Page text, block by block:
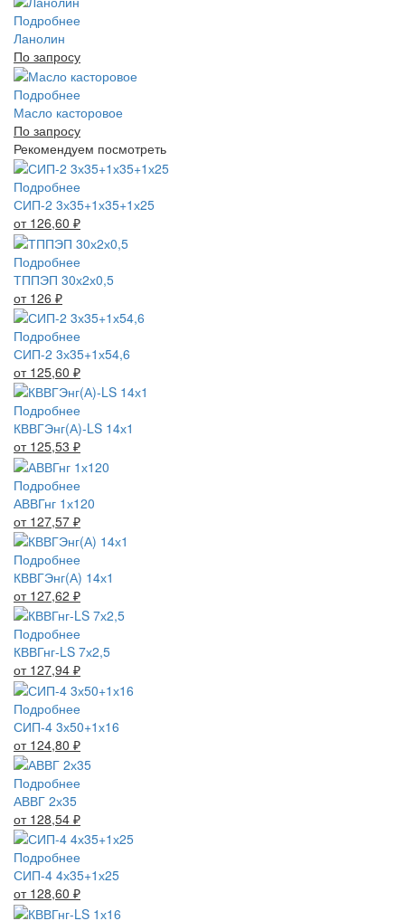
Подробнее
Ланолин
По запросу
Подробнее
Масло касторовое
По запросу
Рекомендуем посмотреть
Подробнее
СИП-2 3х35+1х35+1х25
от 126,60 ₽
Подробнее
ТППЭП 30х2х0,5
от 126 ₽
Подробнее
СИП-2 3х35+1х54,6
от 125,60 ₽
Подробнее
КВВГЭнг(А)-LS 14х1
от 125,53 ₽
Подробнее
АВВГнг 1х120
от 127,57 ₽
Подробнее
КВВГЭнг(А) 14х1
от 127,62 ₽
Подробнее
КВВГнг-LS 7х2,5
от 127,94 ₽
Подробнее
СИП-4 3х50+1х16
от 124,80 ₽
Подробнее
АВВГ 2х35
от 128,54 ₽
Подробнее
СИП-4 4х35+1х25
от 128,60 ₽